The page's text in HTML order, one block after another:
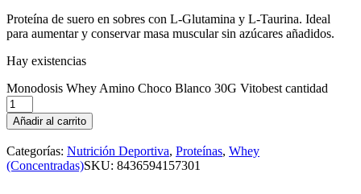
Proteína de suero en sobres con L-Glutamina y L-Taurina. Ideal
para aumentar y conservar masa muscular sin azúcares añadidos.
Hay existencias
Monodosis Whey Amino Choco Blanco 30G Vitobest cantidad
Añadir al carrito
Categorías: Nutrición Deportiva, Proteínas, Whey
(Concentradas)SKU: 8436594157301